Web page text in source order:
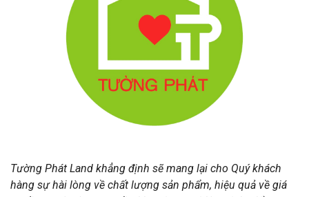
Tường Phát Land khẳng định sẽ mang lại cho Quý khách
hàng sự hài lòng về chất lượng sản phẩm, hiệu quả về giá